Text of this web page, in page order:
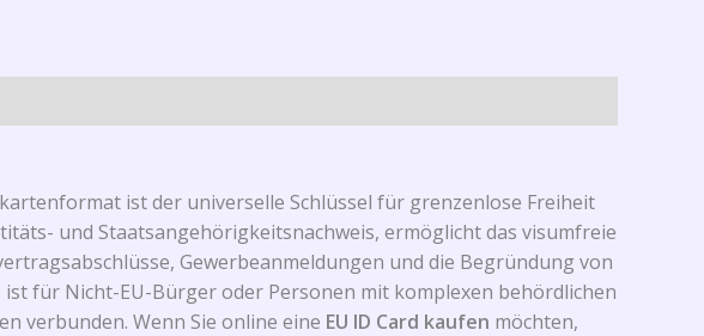
ist der universelle Schlüssel für grenzenlose Freiheit
und Staatsangehörigkeitsnachweis, ermöglicht das visumfreie
Gewerbeanmeldungen und die Begründung von
für Nicht-EU-Bürger oder Personen mit komplexen behördlichen
verbunden. Wenn Sie online eine EU ID Card kaufen möchten,